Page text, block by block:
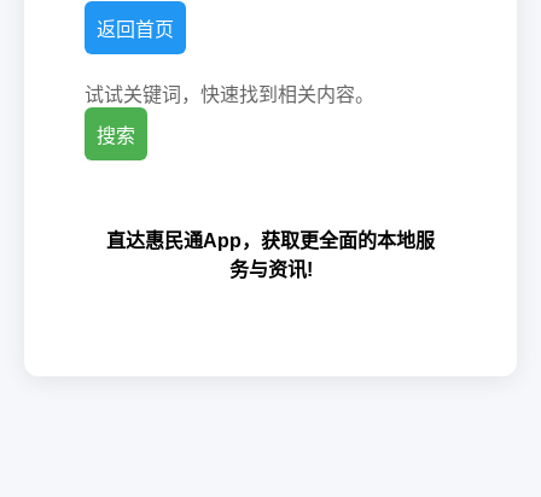
返回首页
试试关键词，快速找到相关内容。
搜索
直达惠民通App，获取更全面的本地服
务与资讯!